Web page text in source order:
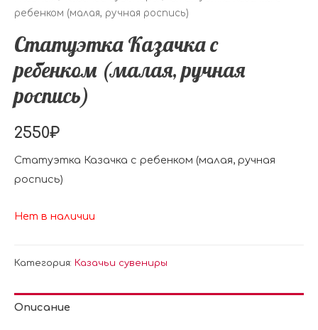
ребенком (малая, ручная роспись)
Статуэтка Казачка с
ребенком (малая, ручная
роспись)
2550₽
Статуэтка Казачка с ребенком (малая, ручная
роспись)
Нет в наличии
Категория: Казачьи сувениры
Описание